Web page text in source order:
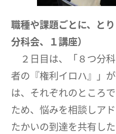
職種や課題ごとに、と
分科会、１講座）
２日目は、「８つ分
者の『権利イロハ』」
は、それぞれのところ
ため、悩みを相談しア
たかいの到達を共有し